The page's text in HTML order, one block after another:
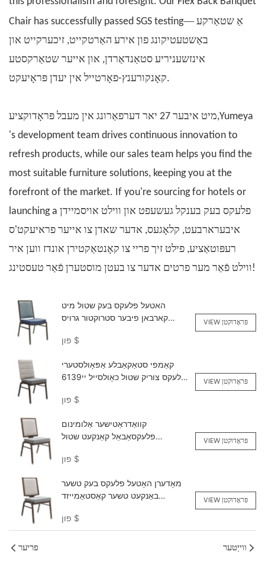
Chair has successfully passed SGS testing— אַ שטאַרקע
באַשטעטיקונג פון אירע האַרטקייט, זיכערקייט און
אינזשעניריע סטאַנדאַרדן, און אייער שטאַרקסטע
קאָנקורענץ-פאָרטייל אין יעדן פּראָיעקט.
מיט איבער 27 יאר דערפאַרונג אין מעבל פּראָדוקציע,Yumeya
's development team drives continuous innovation to
refresh products, while our sales team helps you find the
most suitable furniture solutions, keeping you at the
forefront of the market. If you're sourcing for hotels or
launching a
פלעקס בעק בענקל געשעפט און ווילט אויסמיידן
איבערארבעט, קלאָגעס, אדער שאדן צו אייער פראיעקט'ס
רעפּוטאַציע, פילט זיך פריי צו קאָנטאַקטירן אונדז ווען איר
ווילט פֿאַר מער פרטים אדער צו בעטן מוסטערן פֿאַר טעסטינג!
האטעל פלעקס בעק שטול מיט
קארבאן פיבער סטרוקטור גרויס
$
VIEW פּראָדוקטן
קאַמפי סטאַקאַבלע אַפּאָולסטערי
פלעקס צוריק שטול כאָולסייל יי6139
$
VIEW פּראָדוקטן
קוואַדראַטישער אַלומינום
פלעקסאַבאַל קאַנקעט שטול
$
VIEW פּראָדוקטן
מאָדערן האָטעל פלעקס בעק טשער
באַנקעט טשער קאַסטאַמייזד
$
VIEW פּראָדוקטן
פריער ווייַטער